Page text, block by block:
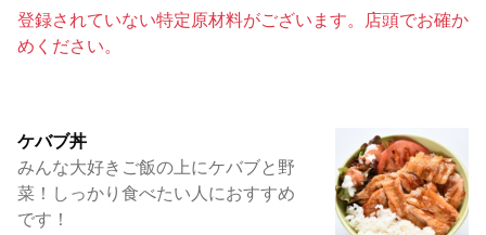
登録されていない特定原材料がございます。店頭でお確か
めください。
ケバブ丼
みんな大好きご飯の上にケバブと野
菜！しっかり食べたい人におすすめ
です！